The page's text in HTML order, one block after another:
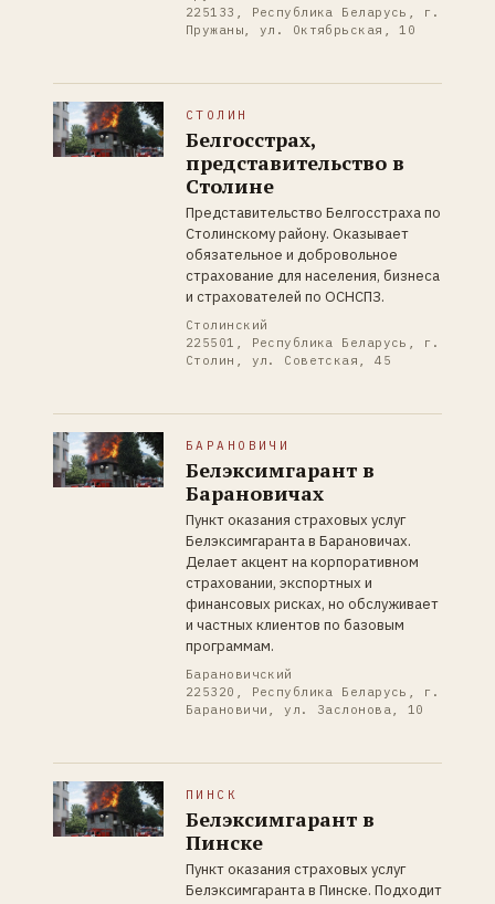
225133, Республика Беларусь, г.
Пружаны, ул. Октябрьская, 10
СТОЛИН
Белгосстрах,
представительство в
Столине
Представительство Белгосстраха по
Столинскому району. Оказывает
обязательное и добровольное
страхование для населения, бизнеса
и страхователей по ОСНСПЗ.
Столинский
225501, Республика Беларусь, г.
Столин, ул. Советская, 45
БАРАНОВИЧИ
Белэксимгарант в
Барановичах
Пункт оказания страховых услуг
Белэксимгаранта в Барановичах.
Делает акцент на корпоративном
страховании, экспортных и
финансовых рисках, но обслуживает
и частных клиентов по базовым
программам.
Барановичский
225320, Республика Беларусь, г.
Барановичи, ул. Заслонова, 10
ПИНСК
Белэксимгарант в
Пинске
Пункт оказания страховых услуг
Белэксимгаранта в Пинске. Подходит